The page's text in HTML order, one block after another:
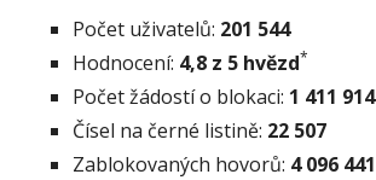
Počet uživatelů: 201 544
Hodnocení: 4,8 z 5 hvězd*
Počet žádostí o blokaci: 1 411 914
Čísel na černé listině: 22 507
Zablokovaných hovorů: 4 096 441